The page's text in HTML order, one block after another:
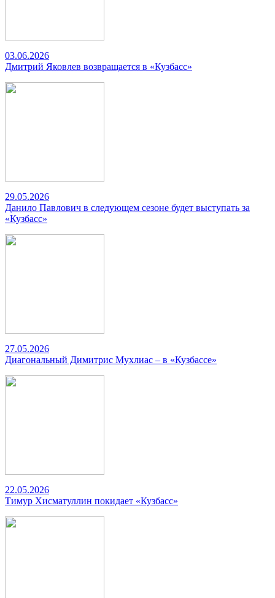
03.06.2026
Дмитрий Яковлев возвращается в «Кузбасс»
29.05.2026
Данило Павлович в следующем сезоне будет выступать за
«Кузбасс»
27.05.2026
Диагональный Димитрис Мухлиас – в «Кузбассе»
22.05.2026
Тимур Хисматуллин покидает «Кузбасс»